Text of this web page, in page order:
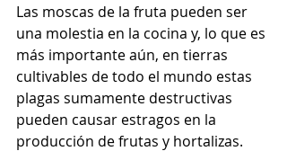
Las moscas de la fruta pueden ser
una molestia en la cocina y, lo que es
más importante aún, en tierras
cultivables de todo el mundo estas
plagas sumamente destructivas
pueden causar estragos en la
producción de frutas y hortalizas.